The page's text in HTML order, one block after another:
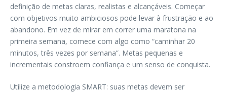
definição de metas claras, realistas e alcançáveis. Começar
com objetivos muito ambiciosos pode levar à frustração e ao
abandono. Em vez de mirar em correr uma maratona na
primeira semana, comece com algo como “caminhar 20
minutos, três vezes por semana”. Metas pequenas e
incrementais constroem confiança e um senso de conquista.
Utilize a metodologia SMART: suas metas devem ser